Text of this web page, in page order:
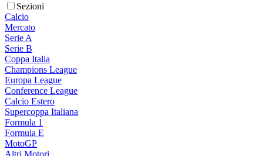
Sezioni
Calcio
Mercato
Serie A
Serie B
Coppa Italia
Champions League
Europa League
Conference League
Calcio Estero
Supercoppa Italiana
Formula 1
Formula E
MotoGP
Altri Motori